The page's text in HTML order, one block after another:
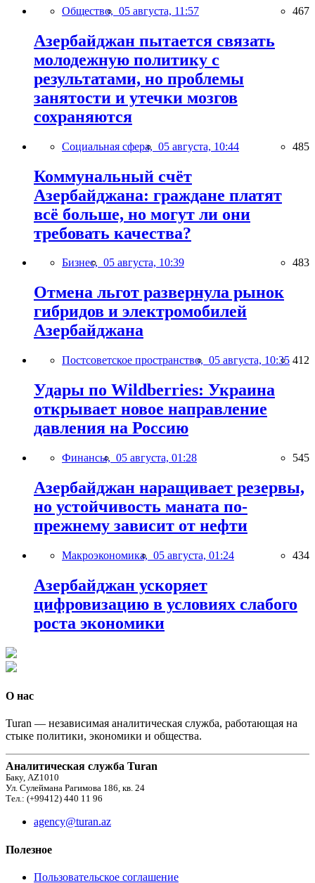
Общество, 05 августа, 11:57 467
Азербайджан пытается связать
молодежную политику с
результатами, но проблемы
занятости и утечки мозгов
сохраняются
Социальная сфера, 05 августа, 10:44 485
Коммунальный счёт
Азербайджана: граждане платят
всё больше, но могут ли они
требовать качества?
Бизнес, 05 августа, 10:39 483
Отмена льгот развернула рынок
гибридов и электромобилей
Азербайджана
Постсоветское пространство, 05 августа, 10:35 412
Удары по Wildberries: Украина
открывает новое направление
давления на Россию
Финансы, 05 августа, 01:28 545
Азербайджан наращивает резервы,
но устойчивость маната по-
прежнему зависит от нефти
Макроэкономика, 05 августа, 01:24 434
Азербайджан ускоряет
цифровизацию в условиях слабого
роста экономики
О нас
Turan — независимая аналитическая служба, работающая на
стыке политики, экономики и общества.
Аналитическая служба Turan
Баку, AZ1010
Ул. Сулеймана Рагимова 186, кв. 24
Тел.: (+99412) 440 11 96
agency@turan.az
Полезное
Пользовательское соглашение